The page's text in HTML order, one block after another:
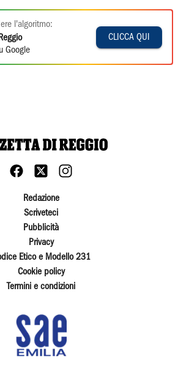
l'algoritmo:
Google
CLICCA QUI
Redazione
Scriveteci
Pubblicità
Privacy
Etico e Modello 231
Cookie policy
Termini e condizioni